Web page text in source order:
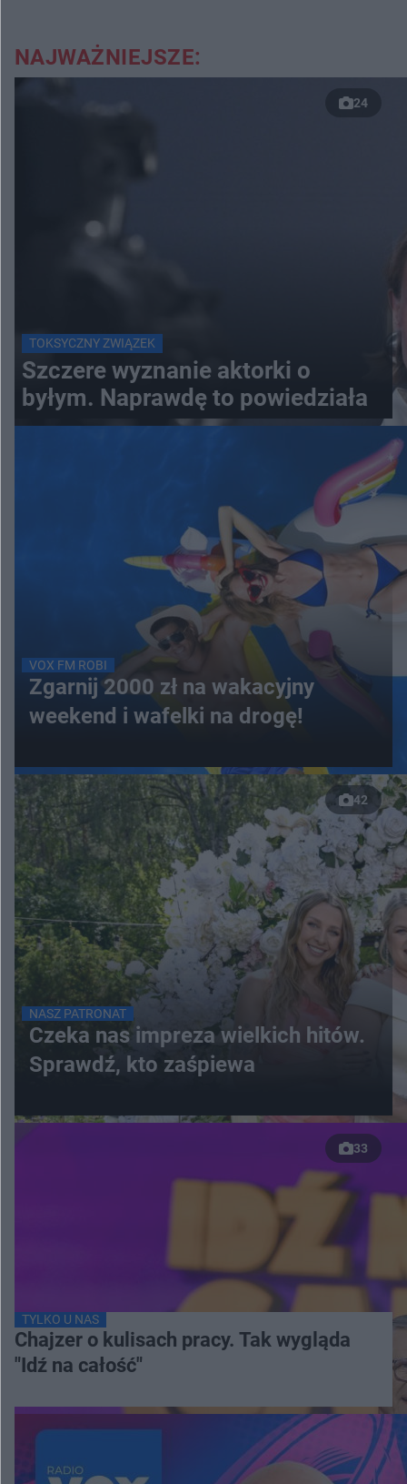
NAJWAŻNIEJSZE:
24
TOKSYCZNY ZWIĄZEK
Szczere wyznanie aktorki o
byłym. Naprawdę to powiedziała
VOX FM ROBI
Zgarnij 2000 zł na wakacyjny
weekend i wafelki na drogę!
42
NASZ PATRONAT
Czeka nas impreza wielkich hitów.
Sprawdź, kto zaśpiewa
33
TYLKO U NAS
Chajzer o kulisach pracy. Tak wygląda
"Idź na całość"